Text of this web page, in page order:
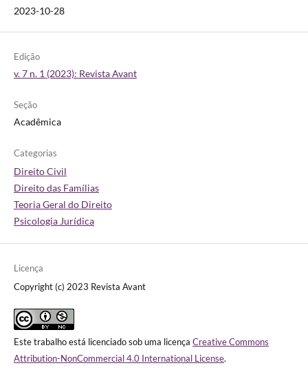
2023-10-28
Edição
v. 7 n. 1 (2023): Revista Avant
Seção
Acadêmica
Categorias
Direito Civil
Direito das Famílias
Teoria Geral do Direito
Psicologia Jurídica
Licença
Copyright (c) 2023 Revista Avant
Este trabalho está licenciado sob uma licença Creative Commons
Attribution-NonCommercial 4.0 International License.